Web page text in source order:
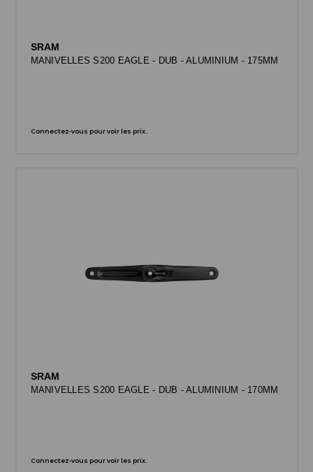
SRAM
MANIVELLES S200 EAGLE - DUB - ALUMINIUM - 175MM
Connectez-vous pour voir les prix.
SRAM
MANIVELLES S200 EAGLE - DUB - ALUMINIUM - 170MM
Connectez-vous pour voir les prix.